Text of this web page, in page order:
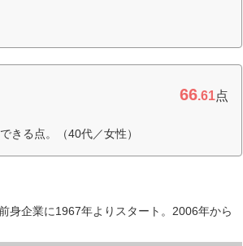
66.61点
きる点。（40代／女性）
身企業に1967年よりスタート。2006年から